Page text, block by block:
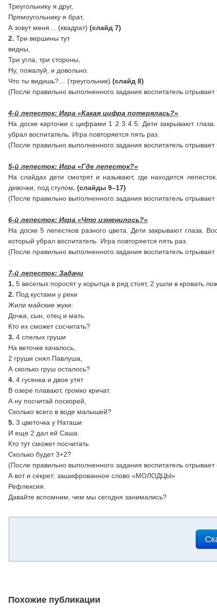
Треугольнику я друг,
Прямоугольнику я брат,
А зовут меня… (квадрат) (слайд 7)
2.Три вершины тут
видны,
Три угла, три стороны,
Ну, пожалуй, и довольно.
Что ты видишь?… (треугольник)(слайд 8)
(После правильно выполненного задания воспитатель отрывает
4-й лепесток: Игра «Какая цифра потерялась?»
На доске карточки с цифрами 1 2 3 4 5. Дети закрывают
убрал воспитатель. Игра повторяется пять раз.
(После правильно выполненного задания воспитатель
5-й лепесток: Игра «Где лепесток?»
На слайдах дети смотрят и называют, где находится
девочки, под стулом. (слайды 9–17)
(После правильно выполненного задания воспитатель
6-й лепесток: Игра «Что изменилось?»
На доске 5 лепестков разного цвета. Дети закрывают глаза.
который убрал воспитатель. Игра повторяется пять раз.
(После правильно выполненного задания воспитатель
7-й лепесток: Задачи
1. 5 веселых поросят у корытца в ряд стоят, 2 ушли в кровать
2. Под кустами у реки
Жили майские жуки:
Дочка, сын, отец и мать.
Кто их сможет сосчитать?
3. 4 спелых груши
На веточке качалось,
2 груши снял Павлуша,
А сколько груш осталось?
4. 4 гусенка и двое утят
В озере плавают, громко кричат.
А ну посчитай поскорей,
Сколько всего в воде малышей?
5. 3 цветочка у Наташи
И еще 2 дал ей Саша.
Кто тут сможет посчитать
Сколько будет 3+2?
(После правильно выполненного задания воспитатель
А вот и секрет: зашифрованное слово «МОЛОДЦЫ»
Рефлексия.
Давайте вспомним, чем мы сегодня занимались?
Похожие публикации